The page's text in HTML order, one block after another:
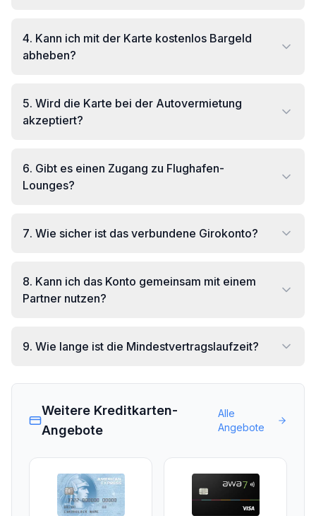
4. Kann ich mit der Karte kostenlos Bargeld
abheben?
5. Wird die Karte bei der Autovermietung
akzeptiert?
6. Gibt es einen Zugang zu Flughafen-
Lounges?
7. Wie sicher ist das verbundene Girokonto?
8. Kann ich das Konto gemeinsam mit einem
Partner nutzen?
9. Wie lange ist die Mindestvertragslaufzeit?
Weitere Kreditkarten-
Angebote
Alle
Angebote